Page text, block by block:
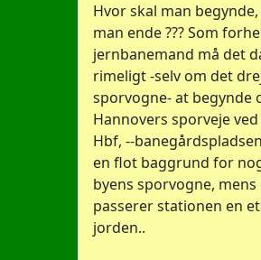
Hvor skal man
man ende ??? Som
jernbanemand må det
rimeligt -selv om det
sporvogne- at begynde
Hannovers sporveje
Hbf, --
en flot baggrund for
byens sporvogne,
passerer stationen en
jorden..